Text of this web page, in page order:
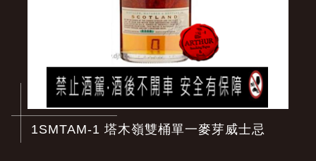
1SMTAM-1 塔木嶺雙桶單一麥芽威士忌